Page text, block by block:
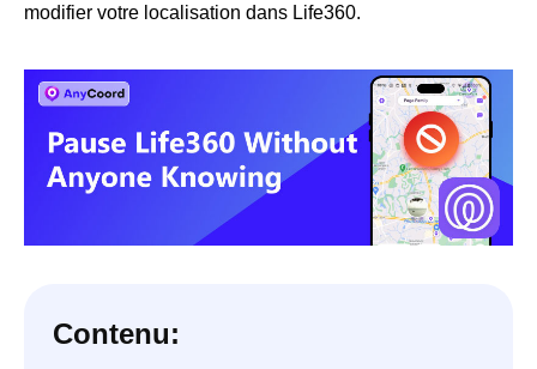
modifier votre localisation dans Life360.
Contenu: